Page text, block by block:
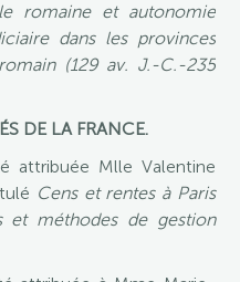
romaine et autonomie
dans les provinces
(129 av. J.-C.-235
DE LA FRANCE.
attribuée Mlle Valentine
Cens et rentes à Paris
et méthodes de gestion